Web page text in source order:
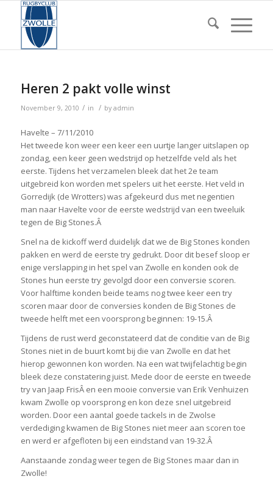
Heren 2 pakt volle winst
November 9, 2010 / in / by admin
Havelte – 7/11/2010
Het tweede kon weer een keer een uurtje langer uitslapen op
zondag, een keer geen wedstrijd op hetzelfde veld als het
eerste. Tijdens het verzamelen bleek dat het 2e team
uitgebreid kon worden met spelers uit het eerste. Het veld in
Gorredijk (de Wrotters) was afgekeurd dus met negentien
man naar Havelte voor de eerste wedstrijd van een tweeluik
tegen de Big Stones.Â
Snel na de kickoff werd duidelijk dat we de Big Stones konden
pakken en werd de eerste try gedrukt. Door dit besef sloop er
enige verslapping in het spel van Zwolle en konden ook de
Stones hun eerste try gevolgd door een conversie scoren.
Voor halftime konden beide teams nog twee keer een try
scoren maar door de conversies konden de Big Stones de
tweede helft met een voorsprong beginnen: 19-15.Â
Tijdens de rust werd geconstateerd dat de conditie van de Big
Stones niet in de buurt komt bij die van Zwolle en dat het
hierop gewonnen kon worden. Na een wat twijfelachtig begin
bleek deze constatering juist. Mede door de eerste en tweede
try van Jaap FrisÂ en een mooie conversie van Erik Venhuizen
kwam Zwolle op voorsprong en kon deze snel uitgebreid
worden. Door een aantal goede tackels in de Zwolse
verdediging kwamen de Big Stones niet meer aan scoren toe
en werd er afgefloten bij een eindstand van 19-32.Â
Aanstaande zondag weer tegen de Big Stones maar dan in
Zwolle!